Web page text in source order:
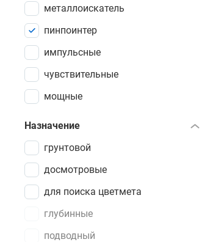
металлоискатель
пинпоинтер
импульсные
чувствительные
мощные
Назначение
грунтовой
досмотровые
для поиска цветмета
глубинные
подводный